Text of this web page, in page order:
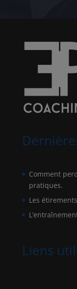
Comment
pratiques.
Les
Liens